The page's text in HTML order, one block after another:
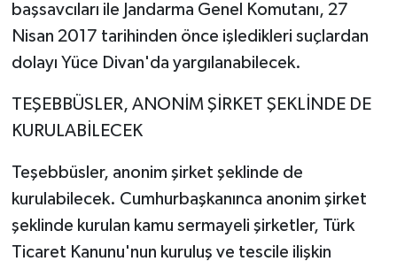
başsavcıları ile Jandarma Genel Komutanı, 27
Nisan 2017 tarihinden önce işledikleri suçlardan
dolayı Yüce Divan'da yargılanabilecek.
TEŞEBBÜSLER, ANONİM ŞİRKET ŞEKLİNDE DE
KURULABİLECEK
Teşebbüsler, anonim şirket şeklinde de
kurulabilecek. Cumhurbaşkanınca anonim şirket
şeklinde kurulan kamu sermayeli şirketler, Türk
Ticaret Kanunu'nun kuruluş ve tescile ilişkin